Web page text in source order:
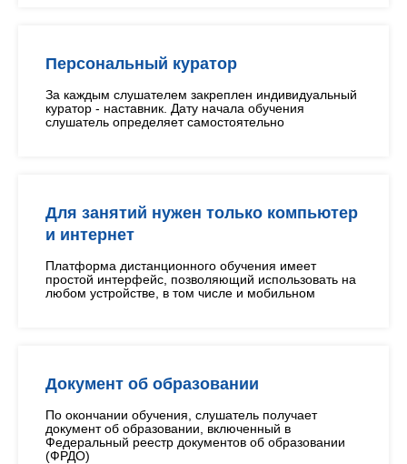
Персональный куратор
За каждым слушателем закреплен индивидуальный
куратор - наставник. Дату начала обучения
слушатель определяет самостоятельно
Для занятий нужен только компьютер
и интернет
Платформа дистанционного обучения имеет
простой интерфейс, позволяющий использовать на
любом устройстве, в том числе и мобильном
Документ об образовании
По окончании обучения, слушатель получает
документ об образовании, включенный в
Федеральный реестр документов об образовании
(ФРДО)